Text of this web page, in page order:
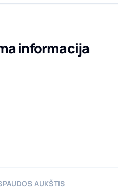
informacija
AUKŠTIS